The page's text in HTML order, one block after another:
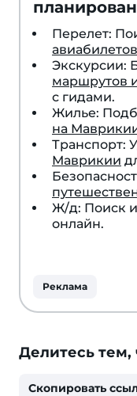
Перелет:
Экскурсии:
маршрутов
с гидами.
Жилье:
на
Транспорт:
Маврикии
Ж/д: Поиск
онлайн.
Реклама
Делитесь тем,
Скопировать